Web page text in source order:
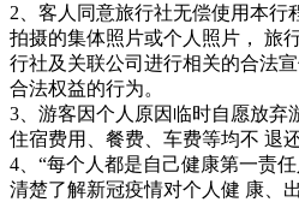
2、客人同意旅行社无偿使用本行
拍摄的集体照片或个人照片， 旅
行社及关联公司进行相关的合法
合法权益的行为。
3、游客因个人原因临时自愿放弃
住宿费用、餐费、车费等均不 退还
4、“每个人都是自己健康第一责
清楚了解新冠疫情对个人健 康、